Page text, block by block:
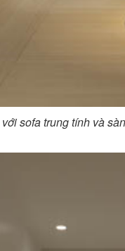
sofa trung tính và